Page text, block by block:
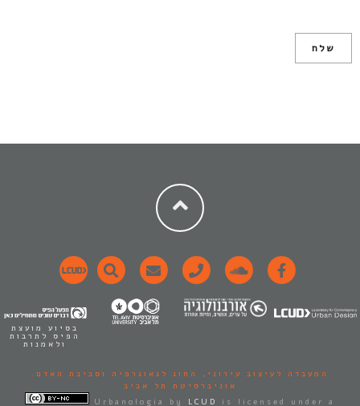
בסיוע מועצת
הפיס לתרבות
ולאמנות
המעבדה לעיצוב עירוני,
החוג לגאוגרפיה וסביבת האדם.
אוניברסיטת תל אביב
Urbanologia by LCUD is licensed under a